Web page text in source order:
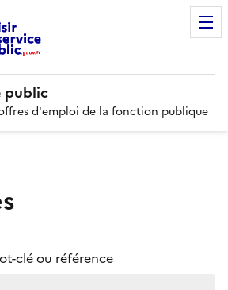
public
d'emploi de la fonction publique
clé ou référence